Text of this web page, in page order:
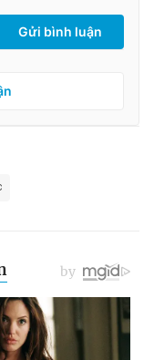
Gửi bình luận